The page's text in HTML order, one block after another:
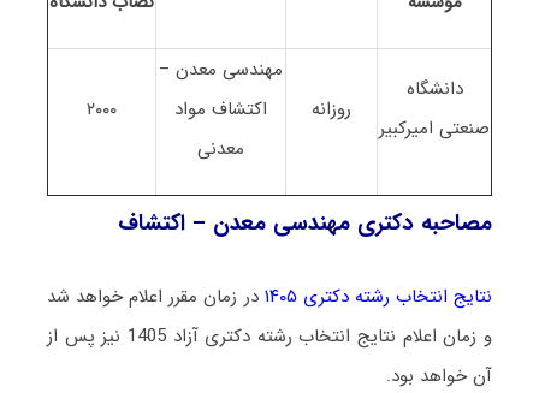
دانشگاه
صنعتی امیرکبیر
روزانه
مهندسی معدن –
اکتشاف مواد
معدنی
۲۰۰۰
مصاحبه دکتری مهندسی معدن – اکتشاف
نتایج انتخاب رشته دکتری ۱۴۰۵
در زمان مقرر اعلام خواهد شد
و زمان اعلام نتایج انتخاب رشته دکتری آزاد 1405 نیز پس از
آن خواهد بود.